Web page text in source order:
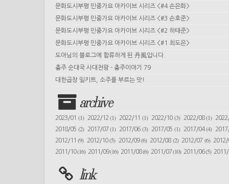
문화도시부평 민중가요 아카이브 시리즈 <#4 손은화>
문화도시부평 민중가요 아카이브 시리즈 <#3 손호준>
문화도시부평 민중가요 아카이브 시리즈 <#2 하태준>
문화도시부평 민중가요 아카이브 시리즈 <#1 최도은>
도아님의 블로그에 합류하게 된 丹風입니다.
충주 순대국 사대천왕 - 충주이야기 79
대한곱창 밀키트, 소주를 부르는 맛!
archive
2023/01 (1) 2022/12(1) 2022/11(1) 2022/10 (3) 2022/08(1)
2018/05 (2) 2017/07(1) 2017/06(3) 2017/05 (1) 2017/04(4)
2012/11(9) 2012/10(5) 2012/09(6) 2012/08 (2) 2012/07 (6)
2011/10(16) 2011/09(16) 2011/08(6) 2011/07(10) 2011/06(5)
link